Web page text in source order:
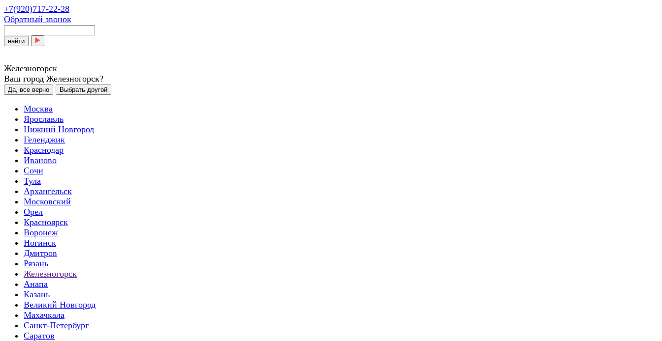
+7(920)717-22-28
Обратный звонок
найти
Железногорск
Ваш город Железногорск?
Да, все верно Выбрать другой
Москва
Ярославль
Нижний Новгород
Геленджик
Краснодар
Иваново
Сочи
Тула
Архангельск
Московский
Орел
Красноярск
Воронеж
Ногинск
Дмитров
Рязань
Железногорск
Анапа
Казань
Великий Новгород
Махачкала
Санкт-Петербург
Саратов